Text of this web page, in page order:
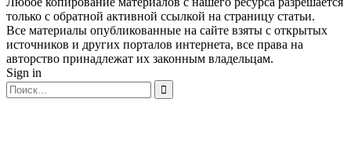
только с обратной активной ссылкой на страницу статьи.
Все материалы опубликованные на сайте взяты с открытых
источников и других порталов интернета, все права на
авторство принадлежат их законным владельцам.
Sign in